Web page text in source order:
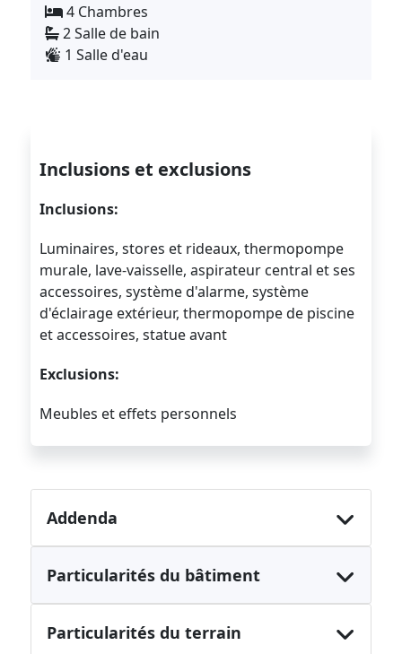
4 Chambres
2 Salle de bain
1 Salle d'eau
Inclusions et exclusions
Inclusions:
Luminaires, stores et rideaux, thermopompe
murale, lave-vaisselle, aspirateur central et ses
accessoires, système d'alarme, système
d'éclairage extérieur, thermopompe de piscine
et accessoires, statue avant
Exclusions:
Meubles et effets personnels
Addenda
Particularités du bâtiment
Particularités du terrain